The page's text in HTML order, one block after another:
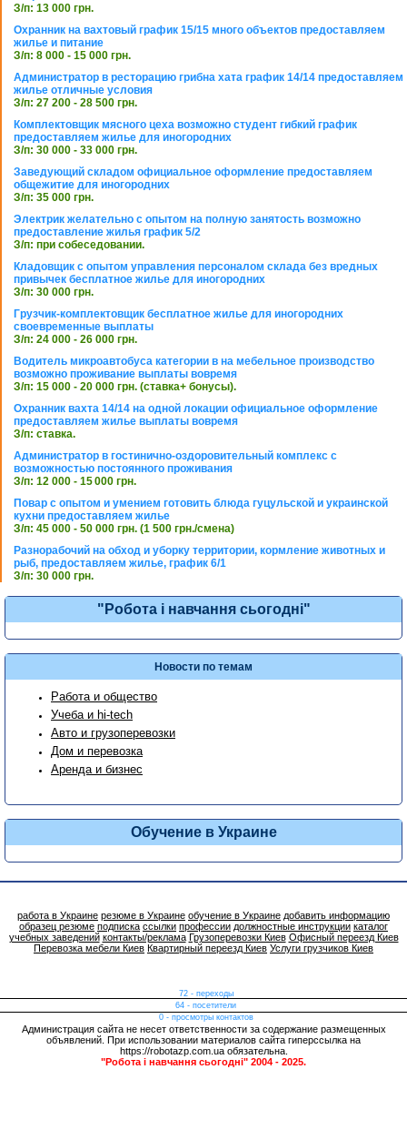
З/п: 13 000 грн.
Охранник на вахтовый график 15/15 много объектов предоставляем
жилье и питание
З/п: 8 000 - 15 000 грн.
Администратор в ресторацию грибна хата график 14/14 предоставляем
жилье отличные условия
З/п: 27 200 - 28 500 грн.
Комплектовщик мясного цеха возможно студент гибкий график
предоставляем жилье для иногородних
З/п: 30 000 - 33 000 грн.
Заведующий складом официальное оформление предоставляем
общежитие для иногородних
З/п: 35 000 грн.
Электрик желательно с опытом на полную занятость возможно
предоставление жилья график 5/2
З/п: при собеседовании.
Кладовщик с опытом управления персоналом склада без вредных
привычек бесплатное жилье для иногородних
З/п: 30 000 грн.
Грузчик-комплектовщик бесплатное жилье для иногородних
своевременные выплаты
З/п: 24 000 - 26 000 грн.
Водитель микроавтобуса категории в на мебельное производство
возможно проживание выплаты вовремя
З/п: 15 000 - 20 000 грн. (ставка+ бонусы).
Охранник вахта 14/14 на одной локации официальное оформление
предоставляем жилье выплаты вовремя
З/п: ставка.
Администратор в гостинично-оздоровительный комплекс с
возможностью постоянного проживания
З/п: 12 000 - 15 000 грн.
Повар с опытом и умением готовить блюда гуцульской и украинской
кухни предоставляем жилье
З/п: 45 000 - 50 000 грн. (1 500 грн./смена)
Разнорабочий на обход и уборку территории, кормление животных и
рыб, предоставляем жилье, график 6/1
З/п: 30 000 грн.
"Робота і навчання сьогодні"
Новости по темам
Работа и общество
Учеба и hi-tech
Авто и грузоперевозки
Дом и перевозка
Аренда и бизнес
Обучение в Украине
работа в Украине резюме в Украине обучение в Украине добавить информацию
образец резюме подписка ссылки профессии должностные инструкции каталог
учебных заведений контакты/реклама Грузоперевозки Киев Офисный переезд Киев
Перевозка мебели Киев Квартирный переезд Киев Услуги грузчиков Киев
72 - переходы
64 - посетители
0 - просмотры контактов
Администрация сайта не несет ответственности за содержание размещенных
объявлений. При использовании материалов сайта гиперссылка на
https://robotazp.com.ua обязательна.
"Робота і навчання сьогодні" 2004 - 2025.